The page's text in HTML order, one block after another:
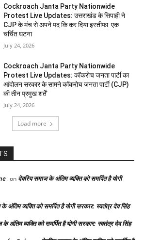
Cockroach Janta Party Nationwide
Protest Live Updates: उत्तराखंड के सिपाही ने
CJP के मंच से अपने पद कि कर दिया इस्तीफा एक
चर्चित घटना
July 24, 2026
Cockroach Janta Party Nationwide
Protest Live Updates: कॉकरोच जनता पार्टी का
आंदोलन सरकार के सामने कॉकरोच जनता पार्टी (CJP)
की तीन प्रमुख शर्तें
July 24, 2026
Load more
on देवरिय समाज के अंतिम व्यक्ति को समर्पित है योगी
अंतिम व्यक्ति को समर्पित है योगी सरकार: स्वतंत्र देव सिंह
के अंतिम व्यक्ति को समर्पित है योगी सरकार: स्वतंत्र देव सिंह